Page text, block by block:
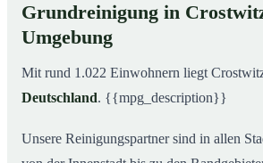
Grundreinigung in
Umgebung
Mit rund 1.022 Einwohnern liegt
Deutschland. {{mpg_description}}
Unsere Reinigungspartner sind in allen